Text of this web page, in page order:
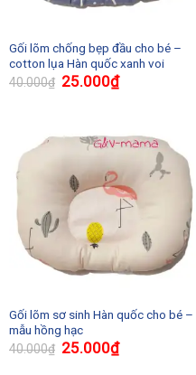
Gối lõm chống bẹp đầu cho bé –
cotton lụa Hàn quốc xanh voi
40.000₫ 25.000₫
Gối lõm sơ sinh Hàn quốc cho bé –
mẫu hồng hạc
40.000₫ 25.000₫